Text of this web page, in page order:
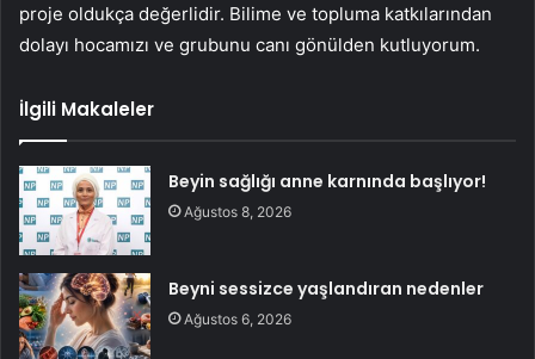
proje oldukça değerlidir. Bilime ve topluma katkılarından
dolayı hocamızı ve grubunu canı gönülden kutluyorum.
İlgili Makaleler
Beyin sağlığı anne karnında başlıyor!
Ağustos 8, 2026
Beyni sessizce yaşlandıran nedenler
Ağustos 6, 2026